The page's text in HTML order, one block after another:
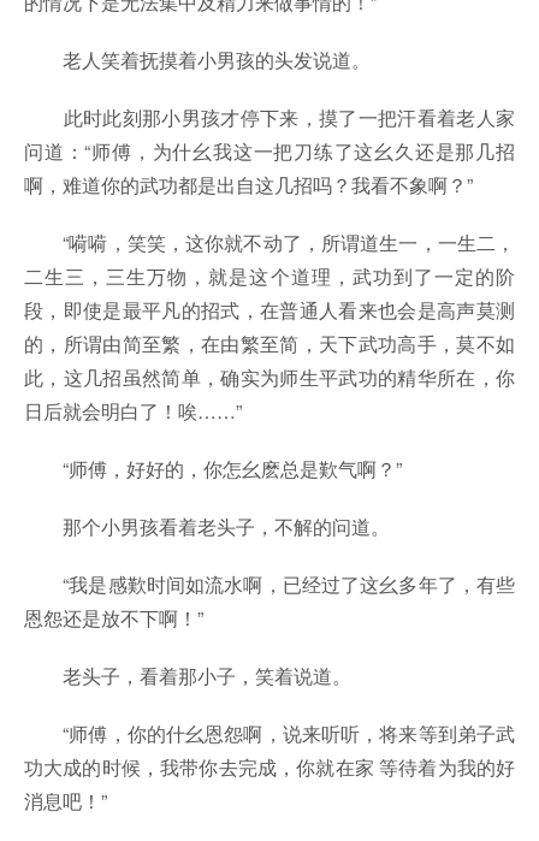
老人笑着抚摸着小男孩的头发说道。
此时此刻那小男孩才停下来，摸了一把汗看着老人家
问道：“师傅，为什幺我这一把刀练了这幺久还是那几招
啊，难道你的武功都是出自这几招吗？我看不象啊？”
“嗬嗬，笑笑，这你就不动了，所谓道生一，一生二，
二生三，三生万物，就是这个道理，武功到了一定的阶
段，即使是最平凡的招式，在普通人看来也会是高声莫测
的，所谓由简至繁，在由繁至简，天下武功高手，莫不如
此，这几招虽然简单，确实为师生平武功的精华所在，你
日后就会明白了！唉……”
“师傅，好好的，你怎幺麽总是歎气啊？”
那个小男孩看着老头子，不解的问道。
“我是感歎时间如流水啊，已经过了这幺多年了，有些
恩怨还是放不下啊！”
老头子，看着那小子，笑着说道。
“师傅，你的什幺恩怨啊，说来听听，将来等到弟子武
功大成的时候，我带你去完成，你就在家 等待着为我的好
消息吧！”